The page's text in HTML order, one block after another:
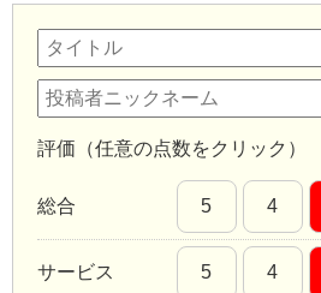
評価（任意の点数をクリック）
総合 5 4
サービス 5 4